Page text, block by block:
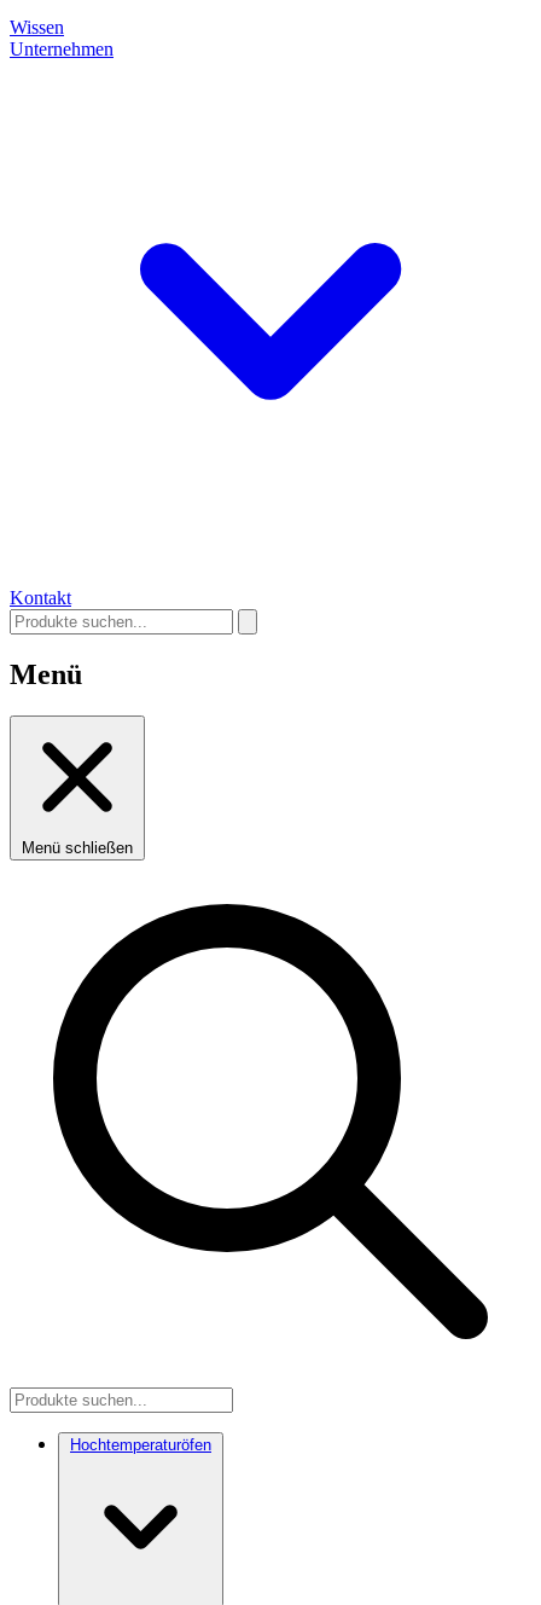
Wissen
Unternehmen
Kontakt
Menü
Menü schließen
Hochtemperaturöfen